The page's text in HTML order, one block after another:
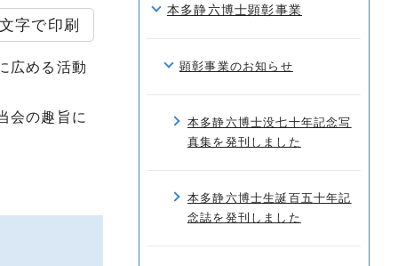
字で印刷
広める活動
会の趣旨に
本多静六博士顕彰事業
顕彰事業のお知らせ
本多静六博士没七十年記念写
真集を発刊しました
本多静六博士生誕百五十年記
念誌を発刊しました